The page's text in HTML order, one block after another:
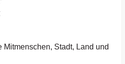
Mitmenschen, Stadt, Land und